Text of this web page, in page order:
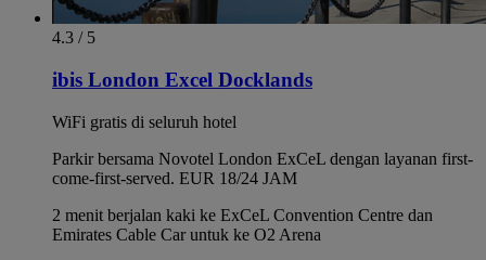
4.3 / 5
ibis London Excel Docklands
WiFi gratis di seluruh hotel
Parkir bersama Novotel London ExCeL dengan layanan first-
come-first-served. EUR 18/24 JAM
2 menit berjalan kaki ke ExCeL Convention Centre dan
Emirates Cable Car untuk ke O2 Arena